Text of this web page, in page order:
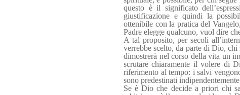
questo è il significato
giustificazione e quindi la
ottenibile con la pratica del
Padre elegge qualcuno, vuol dire
A tal proposito, per secoli
verrebbe scelto, da parte di Dio,
dimostrerà nel corso della vita un
scrutare chiaramente il volere di
riferimento al tempo: i salvi
sono predestinati
Se è Dio che decide a priori chi